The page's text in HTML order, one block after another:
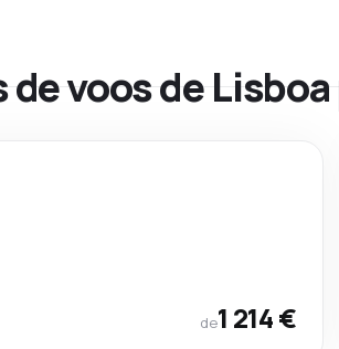
voos de
de1 214 €